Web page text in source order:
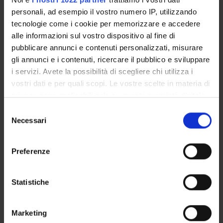
personali, ad esempio il vostro numero IP, utilizzando
tecnologie come i cookie per memorizzare e accedere
alle informazioni sul vostro dispositivo al fine di
pubblicare annunci e contenuti personalizzati, misurare
gli annunci e i contenuti, ricercare il pubblico e sviluppare
i servizi. Avete la possibilità di scegliere chi utilizza i
vostri dati e per quali scopi. Le vostre scelte in materia di
privacy sono applicabili solo su questa proprietà digitale
modificare o revocare il proprio consenso in qualsiasi
momento dalla Dichiarazione sui cookie o facendo clic
raccogliere informazioni sulla tua posizione
geografica, con un'approssimazione di qualche
Identificare il tuo dispositivo, scansionandolo
delNecessari
Preferenze
Statistiche
Marketing
Marco Cristani
Full Professor
RESEARCH AREAS INVOLVED IN THE PROJECT
Intelligenza Artificiale
Artificial intelligence
ACTIVITIES